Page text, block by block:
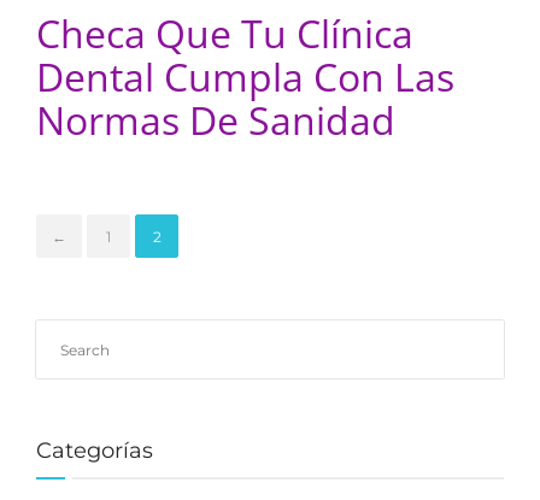
Checa Que Tu Clínica
Dental Cumpla Con Las
Normas De Sanidad
← 1 2
Categorías